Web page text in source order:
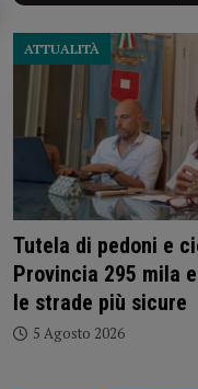
Tutela di pedoni e
Provincia 295 mila
le strade più sicure
ATTUALITÀ
5 Agosto 2026